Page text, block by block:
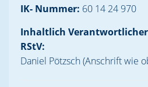
IK- Nummer: 60 14 24 970
Inhaltlich Verantwortlicher
RStV:
Daniel Pötzsch (Anschrift wie